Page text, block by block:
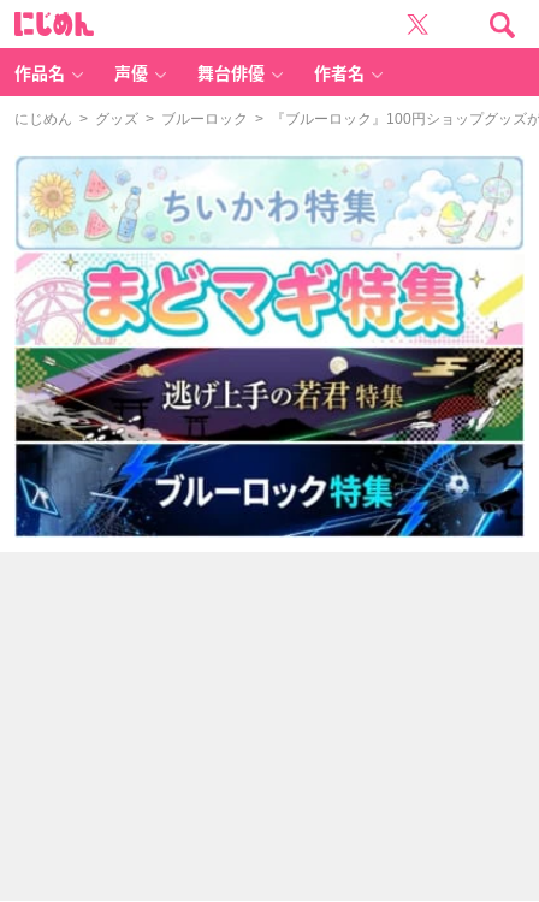
作品名 声優 舞台俳優 作者名
にじめん > グッズ > ブルーロック > 『ブルーロック』100円ショップグッズ